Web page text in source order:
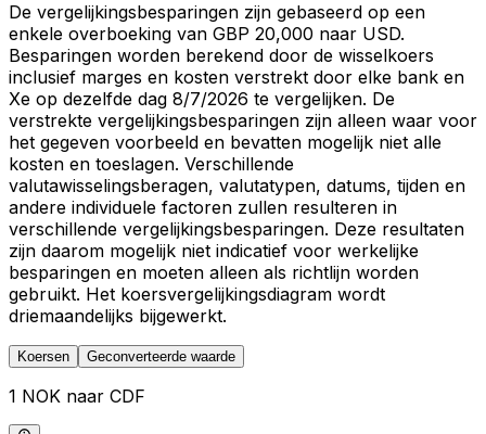
De vergelijkingsbesparingen zijn gebaseerd op een
enkele overboeking van GBP 20,000 naar USD.
Besparingen worden berekend door de wisselkoers
inclusief marges en kosten verstrekt door elke bank en
Xe op dezelfde dag 8/7/2026 te vergelijken. De
verstrekte vergelijkingsbesparingen zijn alleen waar voor
het gegeven voorbeeld en bevatten mogelijk niet alle
kosten en toeslagen. Verschillende
valutawisselingsberagen, valutatypen, datums, tijden en
andere individuele factoren zullen resulteren in
verschillende vergelijkingsbesparingen. Deze resultaten
zijn daarom mogelijk niet indicatief voor werkelijke
besparingen en moeten alleen als richtlijn worden
gebruikt. Het koersvergelijkingsdiagram wordt
driemaandelijks bijgewerkt.
Koersen Geconverteerde waarde
1 NOK naar CDF